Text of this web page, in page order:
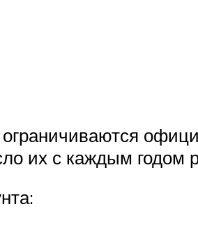
ограничиваются
их с каждым годом